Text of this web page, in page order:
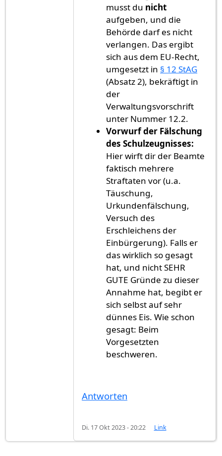
musst du nicht
aufgeben, und die
Behörde darf es nicht
verlangen. Das ergibt
sich aus dem EU-Recht,
umgesetzt in § 12 StAG
(Absatz 2), bekräftigt in
der
Verwaltungsvorschrift
unter Nummer 12.2.
Vorwurf der Fälschung
des Schulzeugnisses:
Hier wirft dir der Beamte
faktisch mehrere
Straftaten vor (u.a.
Täuschung,
Urkundenfälschung,
Versuch des
Erschleichens der
Einbürgerung). Falls er
das wirklich so gesagt
hat, und nicht SEHR
GUTE Gründe zu dieser
Annahme hat, begibt er
sich selbst auf sehr
dünnes Eis. Wie schon
gesagt: Beim
Vorgesetzten
beschweren.
Antworten
Di. 17 Okt 2023 - 20:22 Link